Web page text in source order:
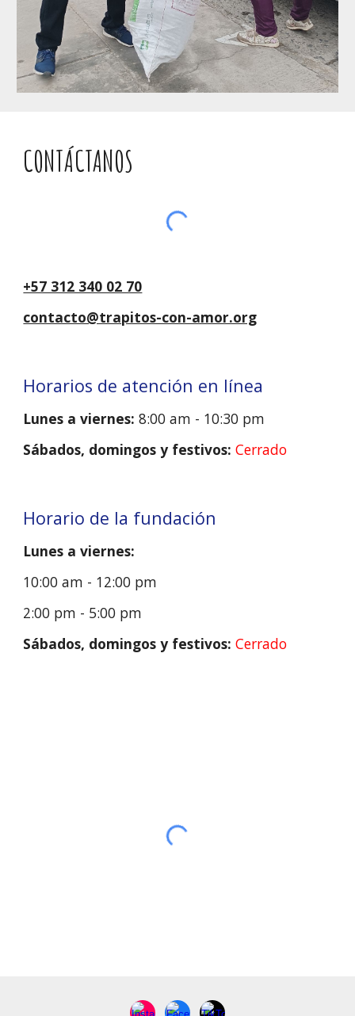
CONTÁCTANOS
+57 312 340 02 70
contacto@trapitos-con-amor.org
Horarios de atención en línea
Lunes a viernes:8:00 am - 10:30 pm
Sábados, domingos y festivos:Cerrado
Horario de la fundación
Lunes a viernes:
10:00 am - 12:00 pm
2:00 pm - 5:00 pm
Sábados, domingos y festivos:Cerrado